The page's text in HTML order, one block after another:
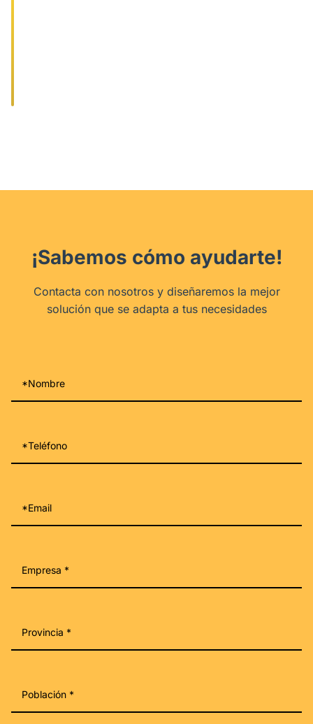
¡Sabemos cómo ayudarte!
Contacta con nosotros y diseñaremos la mejor
solución que se adapta a tus necesidades